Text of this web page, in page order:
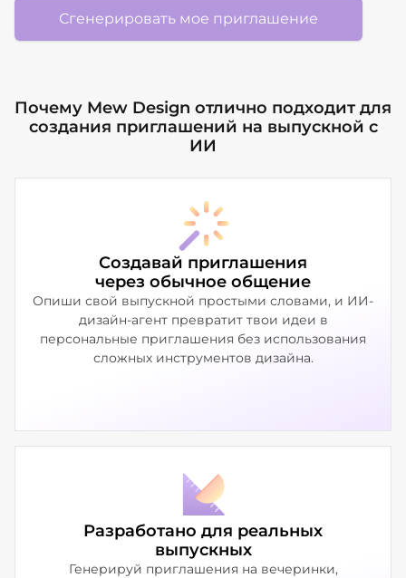
Сгенерировать мое приглашение
Почему Mew Design отлично подходит для
создания приглашений на выпускной с
ИИ
Создавай приглашения
через обычное общение
Опиши свой выпускной простыми словами, и ИИ-
дизайн-агент превратит твои идеи в
персональные приглашения без использования
сложных инструментов дизайна.
Разработано для реальных
выпускных
Генерируй приглашения на вечеринки,